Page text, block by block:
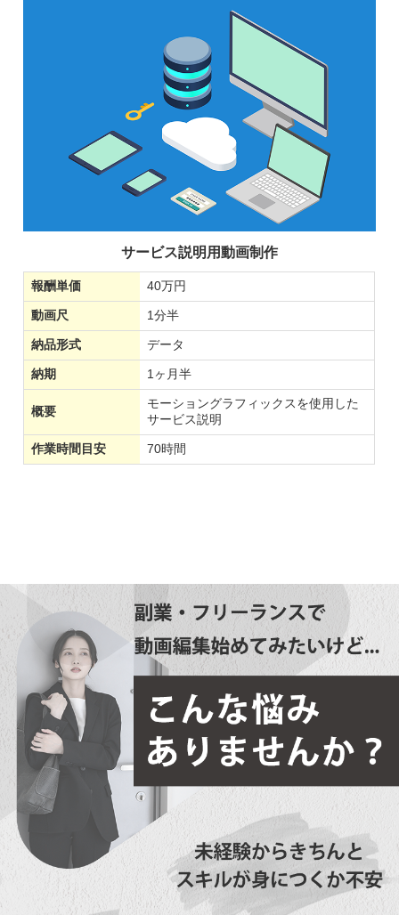
サービス説明用動画制作
報酬単価 40万円
動画尺 1分半
納品形式 データ
納期 1ヶ月半
概要
モーショングラフィックスを使用した
サービス説明
作業時間目安 70時間